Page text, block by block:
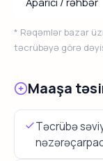
* Rəqəmlər bazar
təcrübəyə görə
Maaşa
Təcrübə